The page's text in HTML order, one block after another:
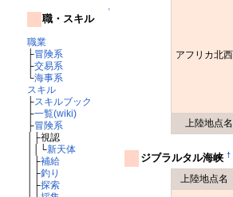
↑
職・スキル
職業
├冒険系
├交易系
└海事系
スキル
├スキルブック
├一覧(wiki)
├冒険系
│├視認
││└新天体
│├補給
│├釣り
│├探索
上陸地点名
アフリカ北
ジブラルタル海峡 †
上陸地点名